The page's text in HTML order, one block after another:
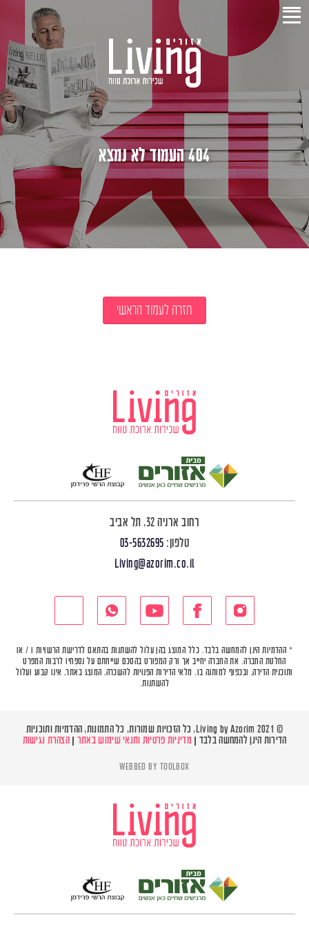
404 העמוד לא נמצא
חזרה לעמוד הראשי
רחוב ארניה 32, תל אביב
טלפון: 03-5632695
Living@azorim.co.il
* ההדמיות הינן להמחשה בלבד. כלל המוצג בהן עלול להשתנות בהתאם לדרישת הרשויות ו / או
החלטת החברה. את החברה יחייב אך ורק המפורט בהסכם שייחתם על נספחיו לרבות המפרט
ותוכנית הדירה, ובכפוף למותנה בו. מלאי הדירות הפנויות להשכרה, המוצג באתר, אינו קבוע ועלול
להשתנות.
© Living by Azorim 2021, כל הזכויות שמורות, כל התמונות, ההדמיות ותוכניות
הדירות הינן להמחשה בלבד |
מדיניות פרטיות ותנאי שימוש באתר הצהרת נגישות
WEBBED BY TOOLBOX